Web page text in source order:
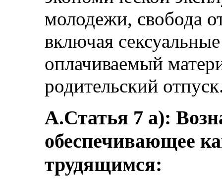
молодежи, свобода
включая
оплачиваемый
родительский
А.Статья 7 a):
обеспечивающее
трудящимся: